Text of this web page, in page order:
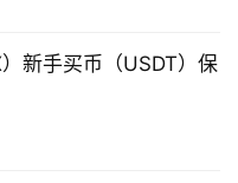
新手买币（USDT）保